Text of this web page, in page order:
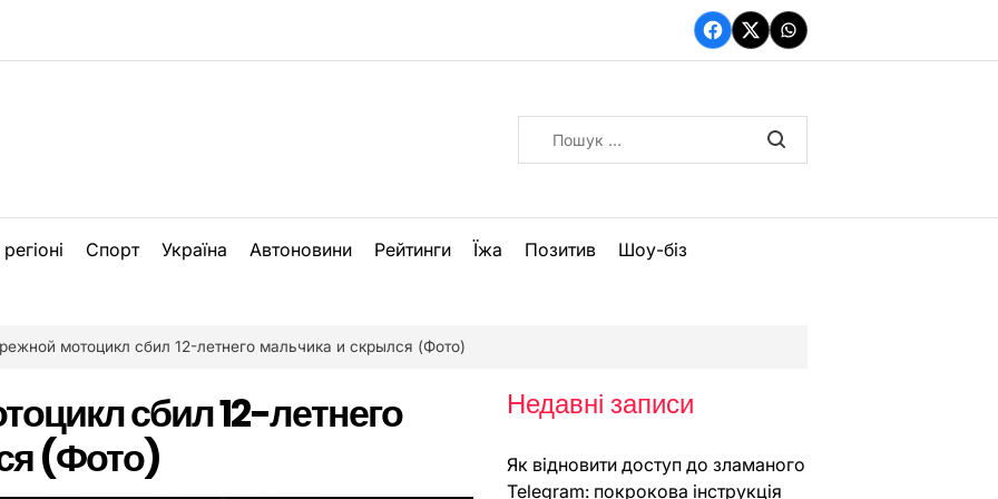
Facebook
TwitterWhatsApp
Спорт Україна Автоновини Рейтинги Їжа Позитив Шоу-біз
мотоцикл сбил 12-летнего мальчика и скрылся (Фото)
сбил 12-летнего
(Фото)
Недавні записи
Як відновити доступ до зламаного
Telegram: покрокова інструкція